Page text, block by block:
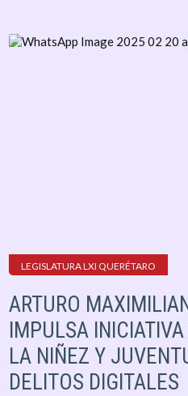
LEGISLATURA LXI QUERÉTARO
ARTURO
IMPULSA
LA NIÑEZ Y
DELITOS DIGITALES